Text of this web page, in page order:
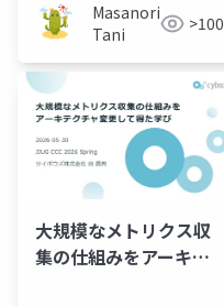
Masanori
Tani
>100
大規模なメトリクス収
集の仕組みをアーキテ